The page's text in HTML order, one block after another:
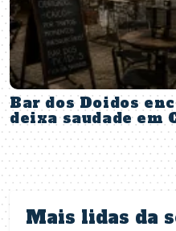
Bar dos Doidos
deixa saudade em
Mais lidas da